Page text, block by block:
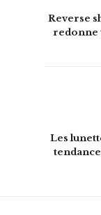
Reverse
redonne
Les